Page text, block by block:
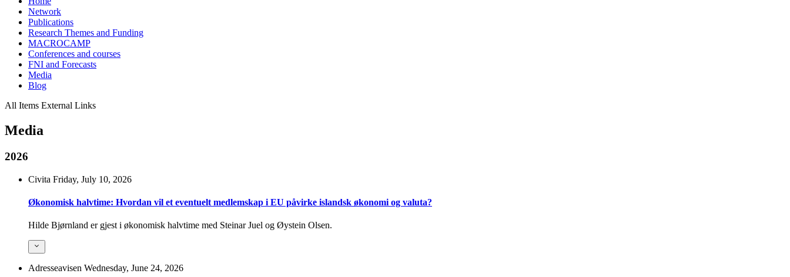
Network
Publications
Research Themes and Funding
MACROCAMP
Conferences and courses
FNI and Forecasts
Media
Blog
All Items External Links
Media
2026
Civita Friday, July 10, 2026
Økonomisk halvtime: Hvordan vil et eventuelt medlemskap i EU påvirke islandsk økonomi og valuta?
Hilde Bjørnland er gjest i økonomisk halvtime med Steinar Juel og Øystein Olsen.
Adresseavisen Wednesday, June 24, 2026